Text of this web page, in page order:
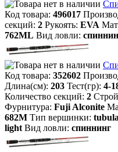
Код товара: 496017
секций: 2 Рукоять: EVA
762ML Вид ловли:
Код товара: 352602
Длина(см): 203 Тест(гр): 4-
Количество секций: 2
Фурнитура: Fuji Alconite
682M Тип вершинки:
light Вид ловли: спиннинг